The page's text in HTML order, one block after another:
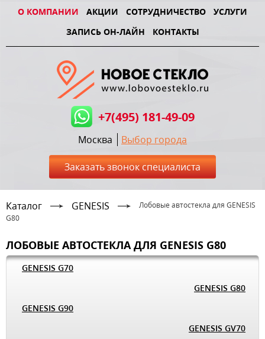
О КОМПАНИИ АКЦИИ СОТРУДНИЧЕСТВО
УСЛУГИ
ЗАПИСЬ ОН-ЛАЙН
КОНТАКТЫ
+7(495) 181-49-09
Москва Выбор города
Заказать звонок специалиста
Каталог GENESIS
Лобовые автостекла для GENESIS
G80
ЛОБОВЫЕ АВТОСТЕКЛА ДЛЯ GENESIS G80
GENESIS G70
GENESIS G80
GENESIS G90
GENESIS GV70